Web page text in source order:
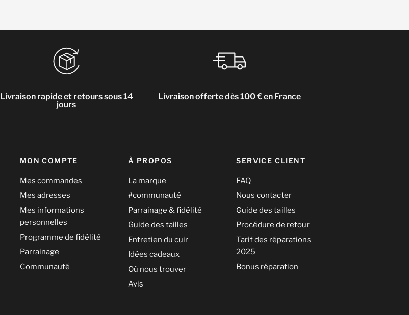
Livraison rapide et retours sous 14
jours
Livraison offerte dès 100 € en France
MON COMPTE
Mes commandes
Mes adresses
Mes informations
personnelles
Programme de fidélité
Parrainage
Communauté
À PROPOS
La marque
#communauté
Parrainage & fidélité
Guide des tailles
Entretien du cuir
Idées cadeaux
Où nous trouver
Avis
SERVICE CLIENT
FAQ
Nous contacter
Guide des tailles
Procédure de retour
Tarif des réparations
2025
Bonus réparation